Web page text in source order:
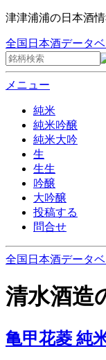
津津浦浦の日本酒
全国日本酒データ
メニュー
純米
純米吟醸
純米大吟
生
生生
吟醸
大吟醸
投稿する
問合せ
全国日本酒データ
清水酒造
亀甲花菱 純